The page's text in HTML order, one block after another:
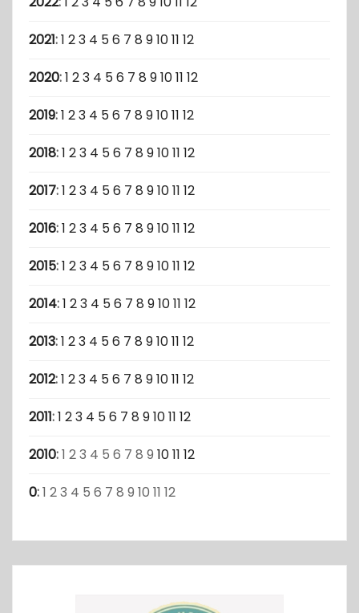
2021:1 23 4 56 7 8 91011 12
2020:1 23 4 56 7 8 91011 12
2019:1 23 4 56 7 8 91011 12
2018:1 23 4 56 7 8 91011 12
2017:1 23 4 56 7 8 91011 12
2016:1 23 4 56 7 8 91011 12
2015:1 23 4 56 7 8 91011 12
2014:1 23 4 56 7 8 91011 12
2013:1 23 4 56 7 8 91011 12
2012:1 23 4 56 7 8 91011 12
2011:1 23 4 56 7 8 91011 12
2010:1 23 4 5 6 7 8 9 1011 12
0:1 23 4 5 6 7 8 9 10 11 12